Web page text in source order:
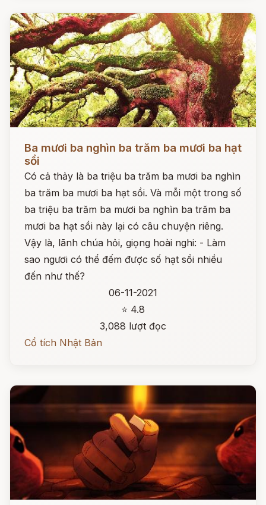
Ba mươi ba nghìn ba trăm ba mươi ba hạt
sồi
Có cả thảy là ba triệu ba trăm ba mươi ba nghìn
ba trăm ba mươi ba hạt sồi. Và mỗi một trong số
ba triệu ba trăm ba mươi ba nghìn ba trăm ba
mươi ba hạt sồi này lại có câu chuyện riêng.
Vậy là, lãnh chúa hỏi, giọng hoài nghi: - Làm
sao ngươi có thể đếm được số hạt sồi nhiều
đến như thế?
06-11-2021
⭐ 4.8
3,088 lượt đọc
Cổ tích Nhật Bản